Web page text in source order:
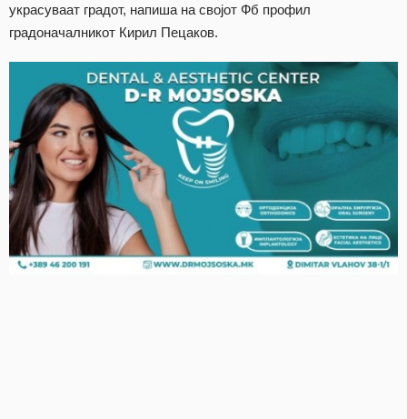
украсуваат градот, напиша на својот Фб профил
градоначалникот Кирил Пецаков.